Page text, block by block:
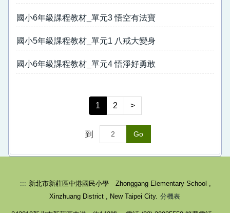
國小6年級課程教材_單元3 悟空有法寶
國小5年級課程教材_單元1 八戒大變身
國小6年級課程教材_單元4 悟淨好勇敢
1 2 >
到 Go
::: 新北市新莊區中港國民小學 Zhonggang Elementary School ,
Xinzhuang District , New Taipei City. 分機表